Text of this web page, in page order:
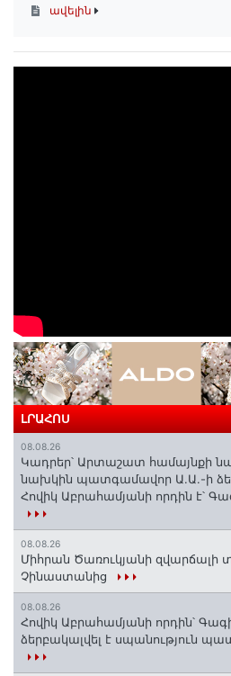
ավելին
ԼՐԱՀՈՍ
08.08.26
Կադրեր՝ Արտաշատ համայնքի
նախկին պատգամավոր Ա.Ա.-ի
Հովիկ Աբրահամյանի որդին է՝
08.08.26
Միհրան Ծառուկյանի զվարճալի
Չինաստանից
08.08.26
Հովիկ Աբրահամյանի որդին՝
ձերբակալվել է սպանություն